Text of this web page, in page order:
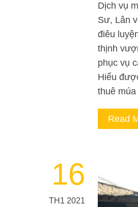
Dịch vụ
Sư, Lân
điêu
thịnh
phục vụ
Hiểu
thuê
Read
16
TH1 2021